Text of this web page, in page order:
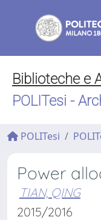
Biblioteche e
POLITesi -
POLITesi
Power
TIAN, QING
2015/2016